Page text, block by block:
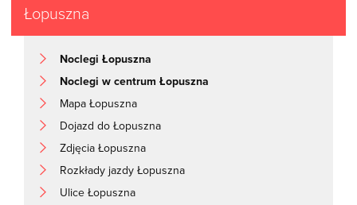
Łopuszna
Noclegi Łopuszna
Noclegi w centrum Łopuszna
Mapa Łopuszna
Dojazd do Łopuszna
Zdjęcia Łopuszna
Rozkłady jazdy Łopuszna
Ulice Łopuszna